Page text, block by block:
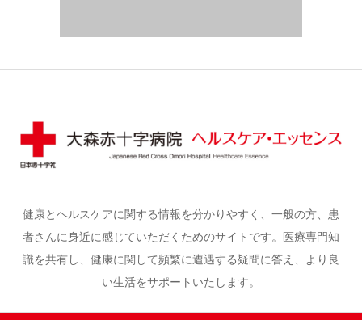
健康とヘルスケアに関する情報を分かりやすく、一般の方、患
者さんに身近に感じていただくためのサイトです。医療専門知
識を共有し、健康に関して頻繁に遭遇する疑問に答え、より良
い生活をサポートいたします。